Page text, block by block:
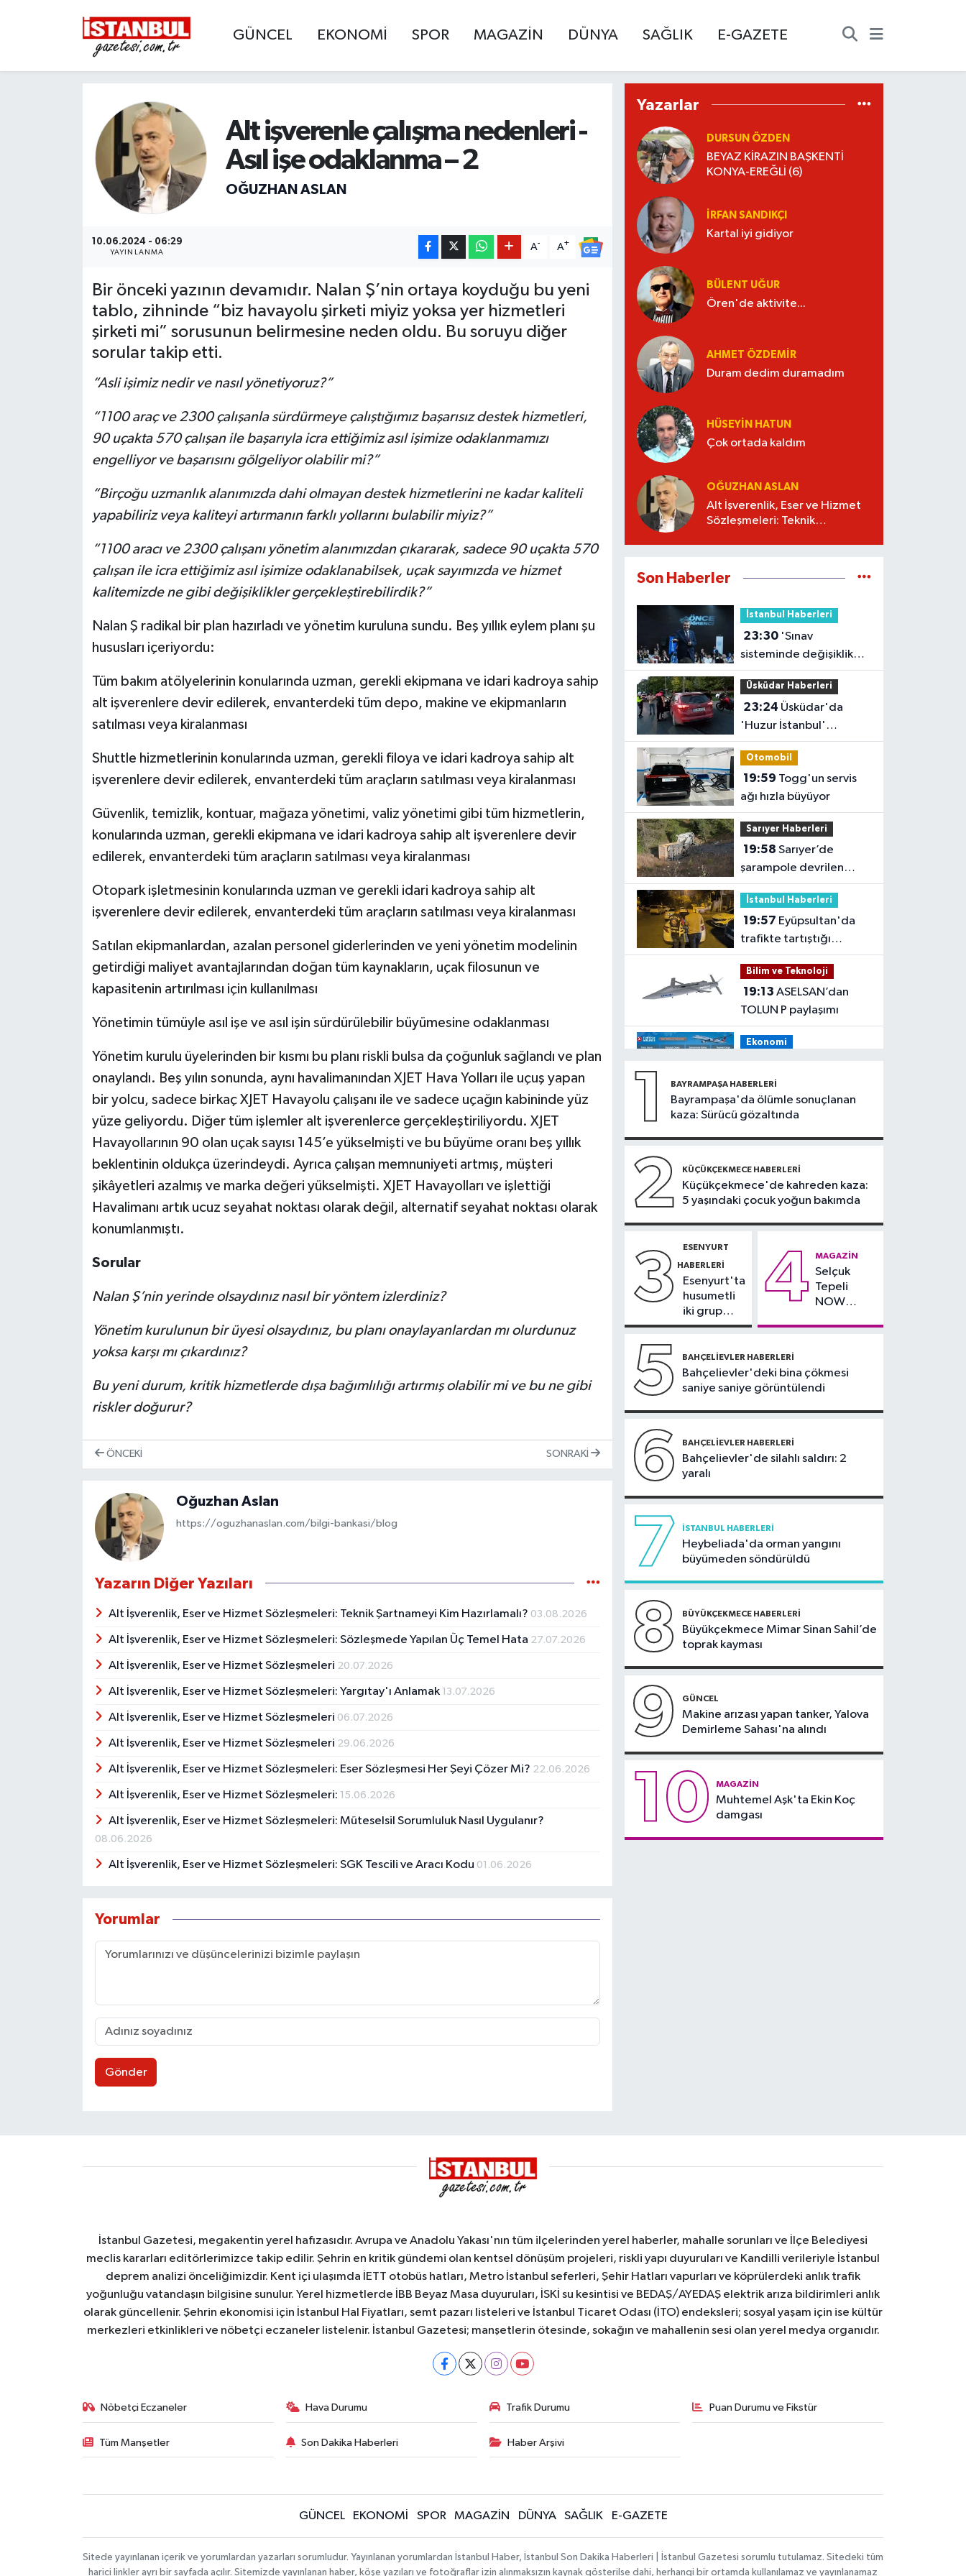
GÜNCEL EKONOMİ SPOR MAGAZİN DÜNYA SAĞLIK E-GAZETE
Alt işverenle çalışma nedenleri -
Asıl işe odaklanma – 2
OĞUZHAN ASLAN
10.06.2024 - 06:29
YAYINLANMA
A- A+
Bir önceki yazının devamıdır. Nalan Ş’nin ortaya koyduğu bu yeni
tablo, zihninde “biz havayolu şirketi miyiz yoksa yer hizmetleri
şirketi mi” sorusunun belirmesine neden oldu. Bu soruyu diğer
sorular takip etti.
“Asli işimiz nedir ve nasıl yönetiyoruz?”
“1100 araç ve 2300 çalışanla sürdürmeye çalıştığımız başarısız destek hizmetleri,
90 uçakta 570 çalışan ile başarıyla icra ettiğimiz asıl işimize odaklanmamızı
engelliyor ve başarısını gölgeliyor olabilir mi?”
“Birçoğu uzmanlık alanımızda dahi olmayan destek hizmetlerini ne kadar kaliteli
yapabiliriz veya kaliteyi artırmanın farklı yollarını bulabilir miyiz?”
“1100 aracı ve 2300 çalışanı yönetim alanımızdan çıkararak, sadece 90 uçakta 570
çalışan ile icra ettiğimiz asıl işimize odaklanabilsek, uçak sayımızda ve hizmet
kalitemizde ne gibi değişiklikler gerçekleştirebilirdik?”
Nalan Ş radikal bir plan hazırladı ve yönetim kuruluna sundu. Beş yıllık eylem planı şu
hususları içeriyordu:
Tüm bakım atölyelerinin konularında uzman, gerekli ekipmana ve idari kadroya sahip
alt işverenlere devir edilerek, envanterdeki tüm depo, makine ve ekipmanların
satılması veya kiralanması
Shuttle hizmetlerinin konularında uzman, gerekli filoya ve idari kadroya sahip alt
işverenlere devir edilerek, envanterdeki tüm araçların satılması veya kiralanması
Güvenlik, temizlik, kontuar, mağaza yönetimi, valiz yönetimi gibi tüm hizmetlerin,
konularında uzman, gerekli ekipmana ve idari kadroya sahip alt işverenlere devir
edilerek, envanterdeki tüm araçların satılması veya kiralanması
Otopark işletmesinin konularında uzman ve gerekli idari kadroya sahip alt
işverenlere devir edilerek, envanterdeki tüm araçların satılması veya kiralanması
Satılan ekipmanlardan, azalan personel giderlerinden ve yeni yönetim modelinin
getirdiği maliyet avantajlarından doğan tüm kaynakların, uçak filosunun ve
kapasitenin artırılması için kullanılması
Yönetimin tümüyle asıl işe ve asıl işin sürdürülebilir büyümesine odaklanması
Yönetim kurulu üyelerinden bir kısmı bu planı riskli bulsa da çoğunluk sağlandı ve plan
onaylandı. Beş yılın sonunda, aynı havalimanından XJET Hava Yolları ile uçuş yapan
bir yolcu, sadece birkaç XJET Havayolu çalışanı ile ve sadece uçağın kabininde yüz
yüze geliyordu. Diğer tüm işlemler alt işverenlerce gerçekleştiriliyordu. XJET
Havayollarının 90 olan uçak sayısı 145’e yükselmişti ve bu büyüme oranı beş yıllık
beklentinin oldukça üzerindeydi. Ayrıca çalışan memnuniyeti artmış, müşteri
şikâyetleri azalmış ve marka değeri yükselmişti. XJET Havayolları ve işlettiği
Havalimanı artık ucuz seyahat noktası olarak değil, alternatif seyahat noktası olarak
konumlanmıştı.
Sorular
Nalan Ş’nin yerinde olsaydınız nasıl bir yöntem izlerdiniz?
Yönetim kurulunun bir üyesi olsaydınız, bu planı onaylayanlardan mı olurdunuz
yoksa karşı mı çıkardınız?
Bu yeni durum, kritik hizmetlerde dışa bağımlılığı artırmış olabilir mi ve bu ne gibi
riskler doğurur?
ÖNCEKI SONRAKI
Oğuzhan Aslan
https://oguzhanaslan.com/bilgi-bankasi/blog
Yazarın Diğer Yazıları
Alt İşverenlik, Eser ve Hizmet Sözleşmeleri: Teknik Şartnameyi Kim Hazırlamalı? 03.08.2026
Alt İşverenlik, Eser ve Hizmet Sözleşmeleri: Sözleşmede Yapılan Üç Temel Hata 27.07.2026
Alt İşverenlik, Eser ve Hizmet Sözleşmeleri 20.07.2026
Alt İşverenlik, Eser ve Hizmet Sözleşmeleri: Yargıtay'ı Anlamak 13.07.2026
Alt İşverenlik, Eser ve Hizmet Sözleşmeleri 06.07.2026
Alt İşverenlik, Eser ve Hizmet Sözleşmeleri 29.06.2026
Alt İşverenlik, Eser ve Hizmet Sözleşmeleri: Eser Sözleşmesi Her Şeyi Çözer Mi? 22.06.2026
Alt İşverenlik, Eser ve Hizmet Sözleşmeleri: 15.06.2026
Alt İşverenlik, Eser ve Hizmet Sözleşmeleri: Müteselsil Sorumluluk Nasıl Uygulanır?
08.06.2026
Alt İşverenlik, Eser ve Hizmet Sözleşmeleri: SGK Tescili ve Aracı Kodu 01.06.2026
Yorumlar
Gönder
Yazarlar
DURSUN ÖZDEN
BEYAZ KİRAZIN BAŞKENTİ
KONYA-EREĞLİ (6)
İRFAN SANDIKÇI
Kartal iyi gidiyor
BÜLENT UĞUR
Ören'de aktivite...
AHMET ÖZDEMIR
Duram dedim duramadım
HÜSEYIN HATUN
Çok ortada kaldım
OĞUZHAN ASLAN
Alt İşverenlik, Eser ve Hizmet
Sözleşmeleri: Teknik
Son Haberler
İstanbul Haberleri
23:30'Sınav
sisteminde değişiklik
yok ama sorular
müfredata uygun hale
gelecek'
Üsküdar Haberleri
23:24
'Huzur İstanbul'
denetimi
Otomobil
19:59
ağı hızla büyüyor
Sarıyer Haberleri
19:58
şarampole devrilen
hafriyat kamyonunun
şoförü yaralandı
İstanbul Haberleri
19:57
trafikte tartıştığı
sürücünün önünü kesip
tehdit eden saldırgana
180 bin lira ceza
Bilim ve Teknoloji
19:13
TOLUN P paylaşımı
Ekonomi
ayında 9,5 milyon yolcu
taşıdı
Bilim ve Teknoloji
nesil uydulara taşınıyor
Otomobil
19:03Motosiklet
deneyimi denize
19:00'Çerçeve yasa'
teklifi komisyonda
1 BAYRAMPAŞA HABERLERI
Bayrampaşa'da ölümle sonuçlanan
kaza: Sürücü gözaltında
2 KÜÇÜKÇEKMECE HABERLERI
Küçükçekmece'de kahreden kaza:
5 yaşındaki çocuk yoğun bakımda
3 ESENYURT
HABERLERI
Esenyurt'ta
husumetli
iki grup
arasında
kavga
4 MAGAZIN
Selçuk
Tepeli
NOW
5 BAHÇELIEVLER HABERLERI
Bahçelievler'deki bina çökmesi
saniye saniye görüntülendi
6 BAHÇELIEVLER HABERLERI
Bahçelievler'de silahlı saldırı: 2
yaralı
7 İSTANBUL HABERLERI
Heybeliada'da orman yangını
büyümeden söndürüldü
8 BÜYÜKÇEKMECE HABERLERI
Büyükçekmece Mimar Sinan Sahil’de
toprak kayması
9 GÜNCEL
Makine arızası yapan tanker, Yalova
Demirleme Sahası'na alındı
10 MAGAZIN
Muhtemel Aşk'ta Ekin Koç
damgası
İstanbul Gazetesi, megakentin yerel hafızasıdır. Avrupa ve Anadolu Yakası'nın tüm ilçelerinden yerel haberler, mahalle sorunları ve İlçe Belediyesi
meclis kararları editörlerimizce takip edilir. Şehrin en kritik gündemi olan kentsel dönüşüm projeleri, riskli yapı duyuruları ve Kandilli verileriyle İstanbul
deprem analizi önceliğimizdir. Kent içi ulaşımda İETT otobüs hatları, Metro İstanbul seferleri, Şehir Hatları vapurları ve köprülerdeki anlık trafik
yoğunluğu vatandaşın bilgisine sunulur. Yerel hizmetlerde İBB Beyaz Masa duyuruları, İSKİ su kesintisi ve BEDAŞ/AYEDAŞ elektrik arıza bildirimleri anlık
olarak güncellenir. Şehrin ekonomisi için İstanbul Hal Fiyatları, semt pazarı listeleri ve İstanbul Ticaret Odası (İTO) endeksleri; sosyal yaşam için ise kültür
merkezleri etkinlikleri ve nöbetçi eczaneler listelenir. İstanbul Gazetesi; manşetlerin ötesinde, sokağın ve mahallenin sesi olan yerel medya organıdır.
Nöbetçi Eczaneler Hava Durumu Trafik Durumu Puan Durumu ve Fikstür
Tüm Manşetler Son Dakika Haberleri Haber Arşivi
GÜNCEL EKONOMİ SPOR MAGAZİN DÜNYA SAĞLIK E-GAZETE
Sitede yayınlanan içerik ve yorumlardan yazarları sorumludur. Yayınlanan yorumlardan İstanbul Haber, İstanbul Son Dakika Haberleri | İstanbul Gazetesi sorumlu tutulamaz. Sitedeki tüm
harici linkler ayrı bir sayfada açılır. Sitemizde yayınlanan haber, köşe yazıları ve fotoğraflar izin alınmaksızın kaynak gösterilse dahi, herhangi bir ortamda kullanılamaz ve yayınlanamaz
MAGAZİN
BİLİM VE TEKNOLOJİ
OTOMOBİL
KURUMSAL
Nöbetçi Eczaneler
Trafik Durumu
Süper Lig Puan Durumu ve Fikstür
Tüm Manşetler
Son Dakika Haberleri